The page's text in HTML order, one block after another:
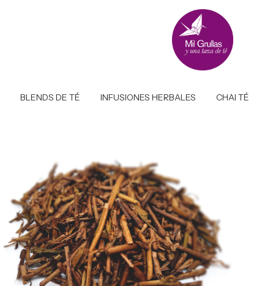
BLENDS DE TÉ INFUSIONES HERBALES CHAI TÉ